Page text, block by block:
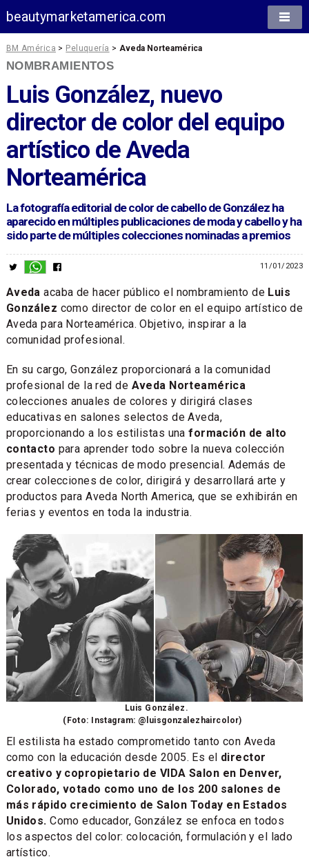
beautymarketamerica.com
BM América > Peluquería > Aveda Norteamérica
NOMBRAMIENTOS
Luis González, nuevo
director de color del equipo
artístico de Aveda
Norteamérica
La fotografía editorial de color de cabello de González ha
aparecido en múltiples publicaciones de moda y cabello y ha
sido parte de múltiples colecciones nominadas a premios
11/01/2023
Avedaacaba de hacer público el nombramiento de Luis
González como director de color en el equipo artístico de
Aveda para Norteamérica. Objetivo, inspirar a la
comunidad profesional.
En su cargo, González proporcionará a la comunidad
profesional de la red de Aveda Norteamérica
colecciones anuales de colores y dirigirá clases
educativas en salones selectos de Aveda,
proporcionando a los estilistas una formación de alto
contacto para aprender todo sobre la nueva colección
presentada y técnicas de modo presencial. Además de
crear colecciones de color, dirigirá y desarrollará arte y
productos para Aveda North America, que se exhibirán en
ferias y eventos en toda la industria.
Luis González.
(Foto: Instagram: @luisgonzalezhaircolor)
El estilista ha estado comprometido tanto con Aveda
como con la educación desde 2005. Es el director
creativo y copropietario de VIDA Salon en Denver,
Colorado, votado como uno de los 200 salones de
más rápido crecimiento de Salon Today en Estados
Unidos.Como educador, González se enfoca en todos
los aspectos del color: colocación, formulación y el lado
artístico.